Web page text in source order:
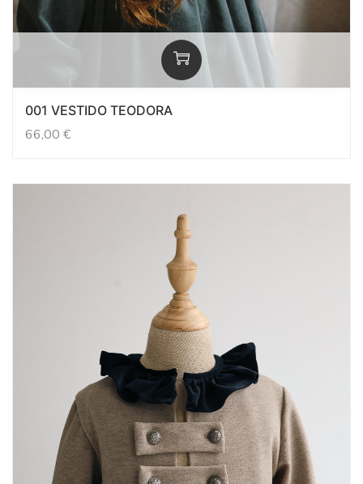
001 VESTIDO TEODORA
66,00 €